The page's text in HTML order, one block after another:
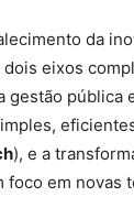
da
eixos
gestão pública
), e a
foco em novas